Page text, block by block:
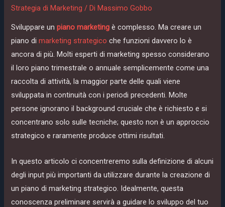
Strategia di Marketing / DiMassimo Gobbo
Sviluppare unpiano marketing è complesso. Ma creare un
piano dimarketing strategico che funzioni davvero lo è
ancora di più. Molti esperti di marketing spesso considerano
il loro piano trimestrale o annuale semplicemente come una
raccolta di attività, la maggior parte delle quali viene
sviluppata in continuità con i periodi precedenti. Molte
persone ignorano il background cruciale che è richiesto e si
concentrano solo sulle tecniche; questo non è un approccio
strategico e raramente produce ottimi risultati.
In questo articolo ci concentreremo sulla definizione di alcuni
degli input più importanti da utilizzare durante la creazione di
un piano di marketing strategico. Idealmente, questa
conoscenza preliminare servirà a guidare lo sviluppo del tuo